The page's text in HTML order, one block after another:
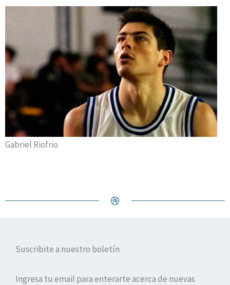
Gabriel Riofrio
Suscribite a nuestro boletín
Ingresa tu email para enterarte acerca de nuevas